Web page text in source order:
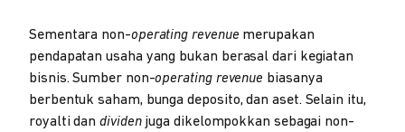
Sementara non-operating revenue merupakan
pendapatan usaha yang bukan berasal dari kegiatan
bisnis. Sumber non-operating revenue biasanya
berbentuk saham, bunga deposito, dan aset. Selain itu,
royalti dandividenjuga dikelompokkan sebagai non-